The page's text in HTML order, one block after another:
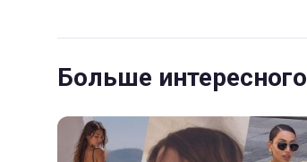
Больше интересного